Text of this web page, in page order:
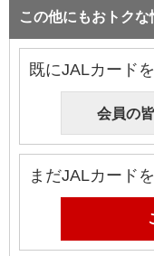
この他にもおトクな
既にJALカード
会員の
まだJALカード